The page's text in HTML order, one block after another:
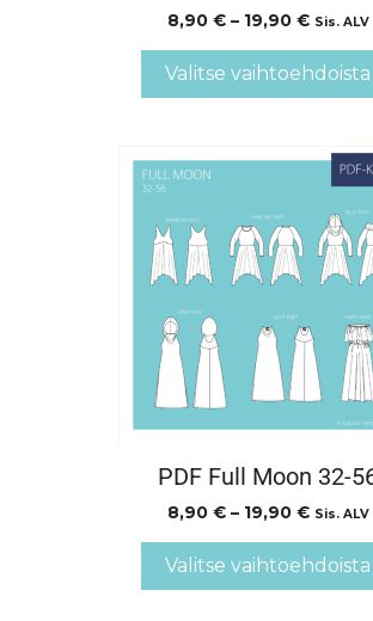
8,90 € – 19,90 € Sis. ALV
Valitse vaihtoehdoista
PDF Full Moon 32-
8,90 € – 19,90 € Sis. ALV
Valitse vaihtoehdoista